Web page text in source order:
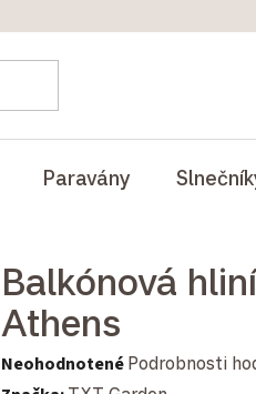
Paravány
Balkónová
Athens
Priemerné hodnotenie produktu je
Neohodnotené Podrobnosti